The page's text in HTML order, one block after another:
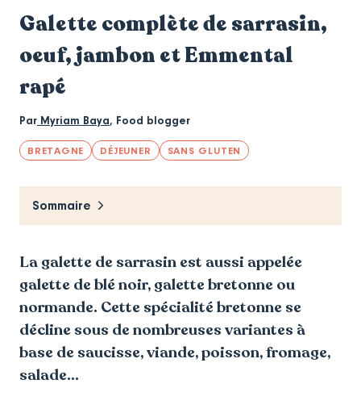
Galette complète de sarrasin,
oeuf, jambon et Emmental
rapé
Par Myriam Baya, Food blogger
BRETAGNE DÉJEUNER SANS GLUTEN
Sommaire
La galette de sarrasin est aussi appelée
galette de blé noir, galette bretonne ou
normande. Cette spécialité bretonne se
décline sous de nombreuses variantes à
base de saucisse, viande, poisson, fromage,
salade…